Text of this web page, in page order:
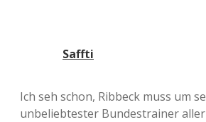
Saffti
Ich seh schon, Ribbeck muss um
unbeliebtester Bundestrainer